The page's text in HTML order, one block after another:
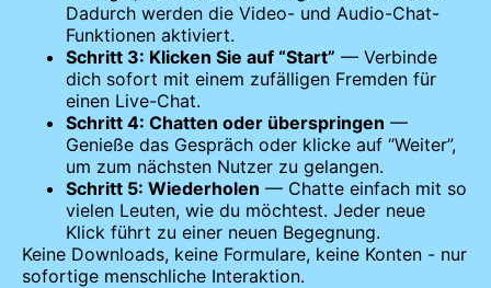
Dadurch werden die Video- und Audio-Chat-
Funktionen aktiviert.
Schritt 3: Klicken Sie auf “Start” — Verbinde
dich sofort mit einem zufälligen Fremden für
einen Live-Chat.
Schritt 4: Chatten oder überspringen —
Genieße das Gespräch oder klicke auf “Weiter”,
um zum nächsten Nutzer zu gelangen.
Schritt 5: Wiederholen — Chatte einfach mit so
vielen Leuten, wie du möchtest. Jeder neue
Klick führt zu einer neuen Begegnung.
Keine Downloads, keine Formulare, keine Konten - nur
sofortige menschliche Interaktion.